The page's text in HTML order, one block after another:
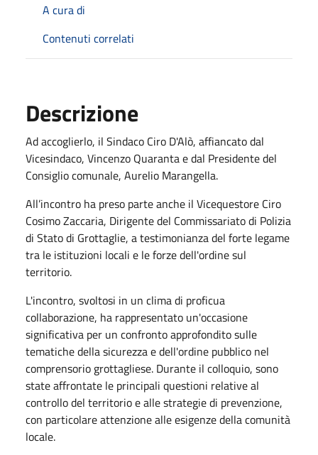
A cura di
Contenuti correlati
Descrizione
Ad accoglierlo, il Sindaco Ciro D'Alò, affiancato dal
Vicesindaco, Vincenzo Quaranta e dal Presidente del
Consiglio comunale, Aurelio Marangella.
All’incontro ha preso parte anche il Vicequestore Ciro
Cosimo Zaccaria, Dirigente del Commissariato di Polizia
di Stato di Grottaglie, a testimonianza del forte legame
tra le istituzioni locali e le forze dell'ordine sul
territorio.
L'incontro, svoltosi in un clima di proficua
collaborazione, ha rappresentato un'occasione
significativa per un confronto approfondito sulle
tematiche della sicurezza e dell'ordine pubblico nel
comprensorio grottagliese. Durante il colloquio, sono
state affrontate le principali questioni relative al
controllo del territorio e alle strategie di prevenzione,
con particolare attenzione alle esigenze della comunità
locale.